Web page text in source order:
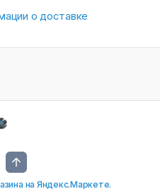
о доставке